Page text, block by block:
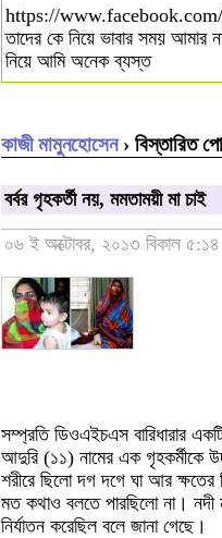
https://www.facebook.com/
তাদের কে নিয়ে ভাবার সময় আমার
নিয়ে আমি অনেক ব্যস্ত
কাজী মামুনহোসেন› বিস্তারিত
বর্বর গৃহকর্তী নয়, মমতাময়ী মা চাই
০৬ ই অক্টোবর, ২০১৩ বিকাল ৫:১৪
সম্প্রতি ডিওএইচএস বারিধারার
আদুরি (১১) নামের এক গৃহকর্মীকে
শরীরে ছিলো দগ দগে ঘা আর ক্ষতের
মত কথাও বলতে পারছিলো না। নদী
নির্যাতন করেছিল বলে জানা গেছে।